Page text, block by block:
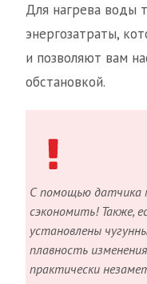
Для нагрева воды
энергозатраты,
и позволяют вам
обстановкой.
С помощью датчика
сэкономить! Также,
установлены
плавность
практически